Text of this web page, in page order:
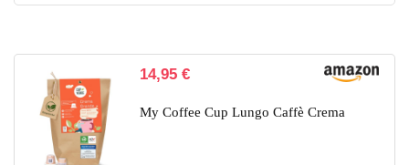
14,95 €
My Coffee Cup Lungo Caffè Crema